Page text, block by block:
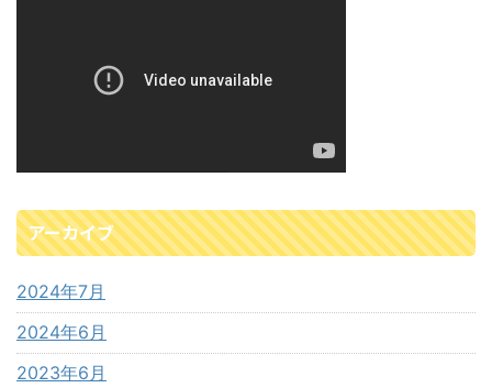
アーカイブ
2024年7月
2024年6月
2023年6月